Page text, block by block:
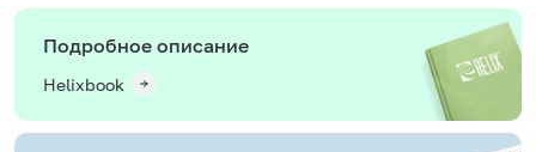
Подробное описание
Helixbook